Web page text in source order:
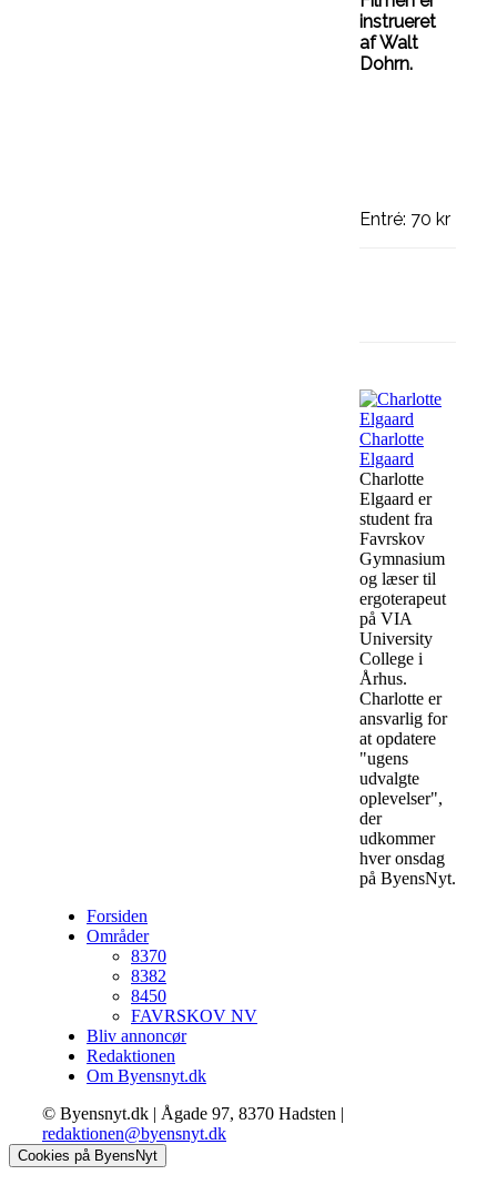
instrueret
af Walt
Dohrn.
Entré: 70 kr
Charlotte
Elgaard
Charlotte
Elgaard er
student fra
Favrskov
Gymnasium
og læser til
ergoterapeut
på VIA
University
College i
Århus.
Charlotte er
ansvarlig for
at opdatere
"ugens
udvalgte
oplevelser",
der
udkommer
hver onsdag
på ByensNyt.
Forsiden
Områder
8370
8382
8450
FAVRSKOV NV
Bliv annoncør
Redaktionen
Om Byensnyt.dk
© Byensnyt.dk | Ågade 97, 8370 Hadsten |
redaktionen@byensnyt.dk
Cookies på ByensNyt